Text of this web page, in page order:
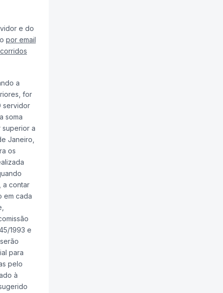
e do
por email
a
for
servidor
soma
superior a
Janeiro,
os
a contar
em cada
1993 e
para
pelo
à